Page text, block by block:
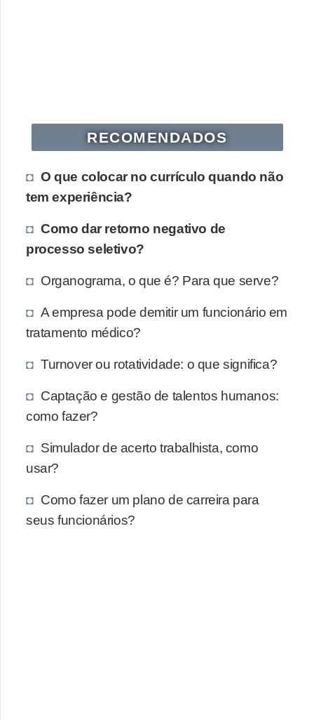
RECOMENDADOS
O que colocar no currículo quando não
tem experiência?
Como dar retorno negativo de
processo seletivo?
Organograma, o que é? Para que serve?
A empresa pode demitir um funcionário em
tratamento médico?
Turnover ou rotatividade: o que significa?
Captação e gestão de talentos humanos:
como fazer?
Simulador de acerto trabalhista, como
usar?
Como fazer um plano de carreira para
seus funcionários?